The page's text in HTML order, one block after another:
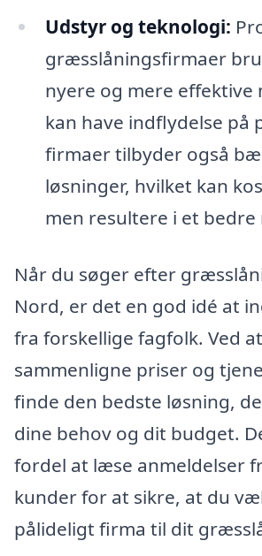
Udstyr og teknologi:
græsslåningsfirmaer
nyere og mere effektive
kan have indflydelse på
firmaer tilbyder også
løsninger, hvilket kan
men resultere i et bedre
Når du søger efter
Nord, er det en god idé at
fra forskellige fagfolk. Ved at
sammenligne priser og
finde den bedste løsning,
dine behov og dit budget.
fordel at læse anmeldelser
kunder for at sikre, at du
pålideligt firma til dit